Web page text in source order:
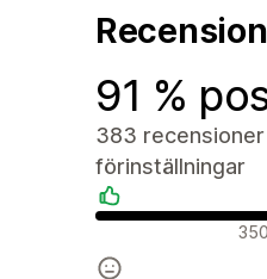
91 %
383
förinställningar
Positiva 350